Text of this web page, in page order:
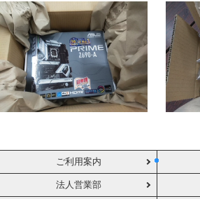
ご利用案内
法人営業部